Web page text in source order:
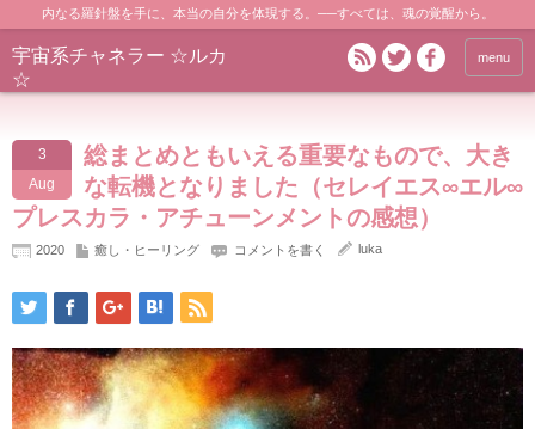
内なる羅針盤を手に、本当の自分を体現する。──すべては、魂の覚醒から。
宇宙系チャネラー ☆ルカ
☆
menu
3
Aug
総まとめともいえる重要なもので、大き
な転機となりました（セレイエス∞エル∞
プレスカラ・アチューンメントの感想）
2020 癒し・ヒーリング コメントを書く luka